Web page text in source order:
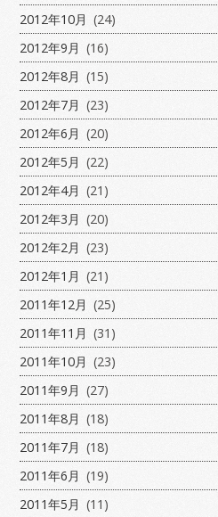
2012年10月 (24)
2012年9月 (16)
2012年8月 (15)
2012年7月 (23)
2012年6月 (20)
2012年5月 (22)
2012年4月 (21)
2012年3月 (20)
2012年2月 (23)
2012年1月 (21)
2011年12月 (25)
2011年11月 (31)
2011年10月 (23)
2011年9月 (27)
2011年8月 (18)
2011年7月 (18)
2011年6月 (19)
2011年5月 (11)